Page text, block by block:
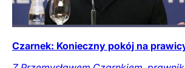
Czarnek: Konieczny pokój na